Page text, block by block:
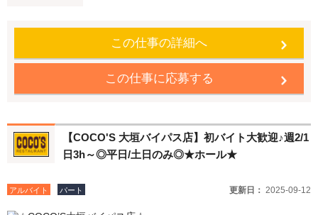
格（約65％オフ）で食べることができます ●従業員割引特典 ココ
ス・海座・伝五郎で使える 「従業員割引券」を進呈
この仕事の詳細へ
この仕事に応募する
【COCO'S 大垣バイパス店】初バイト大歓迎♪週2/1
日3h～◎平日/土日のみ◎★ホール★
アルバイト パート 更新日： 2025-09-12